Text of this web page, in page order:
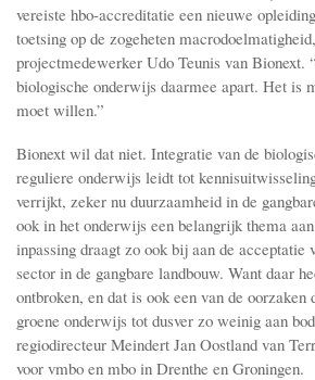
vereiste hbo-accreditatie een nieuwe
toetsing op de zogeheten
projectmedewerker Udo Teunis van Bionext.
biologische onderwijs daarmee apart. Het is
moet willen.”
Bionext wil dat niet. Integratie van de
reguliere onderwijs leidt tot
verrijkt, zeker nu duurzaamheid in de
ook in het onderwijs een belangrijk thema
inpassing draagt zo ook bij aan de acceptatie
sector in de gangbare landbouw. Want daar
ontbroken, en dat is ook een van de oorzaken
groene onderwijs tot dusver zo weinig aan
regiodirecteur Meindert Jan Oostland van
voor vmbo en mbo in Drenthe en Groningen.